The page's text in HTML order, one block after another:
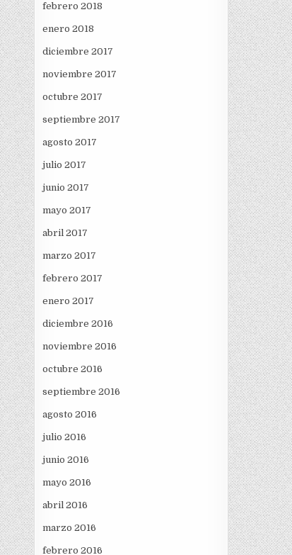
febrero 2018
enero 2018
diciembre 2017
noviembre 2017
octubre 2017
septiembre 2017
agosto 2017
julio 2017
junio 2017
mayo 2017
abril 2017
marzo 2017
febrero 2017
enero 2017
diciembre 2016
noviembre 2016
octubre 2016
septiembre 2016
agosto 2016
julio 2016
junio 2016
mayo 2016
abril 2016
marzo 2016
febrero 2016